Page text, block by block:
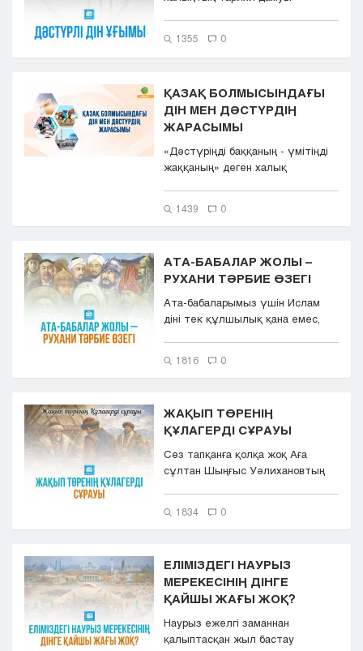
1355 0
ҚАЗАҚ БОЛМЫСЫНДАҒЫ
ДІН МЕН ДӘСТҮРДІҢ
ЖАРАСЫМЫ
«Дәстүріңді баққаның - үмітіңді
жаққаның» деген халық
1439 0
АТА-БАБАЛАР ЖОЛЫ –
РУХАНИ ТӘРБИЕ ӨЗЕГІ
Ата-бабаларымыз үшін Ислам
діні тек құлшылық қана емес,
1816 0
ЖАҚЫП ТӨРЕНІҢ
ҚҰЛАГЕРДІ СҰРАУЫ
Сөз тапқанға қолқа жоқ Аға
сұлтан Шыңғыс Уәлихановтың
1834 0
ЕЛІМІЗДЕГІ НАУРЫЗ
МЕРЕКЕСІНІҢ ДІНГЕ
ҚАЙШЫ ЖАҒЫ ЖОҚ?
Наурыз ежелгі заманнан
қалыптасқан жыл бастау